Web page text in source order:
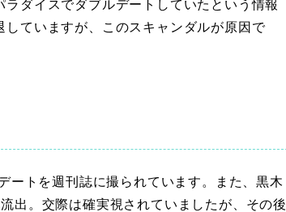
ダイスでダブルデートしていたという情報
ていますが、このスキャンダルが原因で
ートを週刊誌に撮られています。また、黒木
出。交際は確実視されていましたが、その後